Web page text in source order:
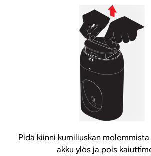
Pidä kiinni kumiliuskan
akku ylös ja pois